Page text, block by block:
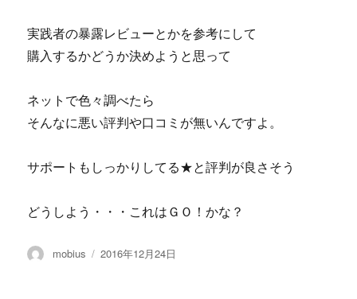
実践者の暴露レビューとかを参考にして
購入するかどうか決めようと思って
ネットで色々調べたら
そんなに悪い評判や口コミが無いんですよ。
サポートもしっかりしてる★と評判が良さそう
どうしよう・・・これはＧＯ！かな？
投
mobius
投
2016年12月24日